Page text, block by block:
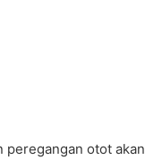
peregangan otot akan